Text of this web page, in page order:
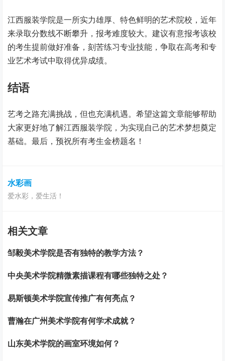
江西服装学院是一所实力雄厚、特色鲜明的艺术院校，近年
来录取分数线不断攀升，报考难度较大。建议有意报考该校
的考生提前做好准备，刻苦练习专业技能，争取在高考和专
业艺术考试中取得优异成绩。
结语
艺考之路充满挑战，但也充满机遇。希望这篇文章能够帮助
大家更好地了解江西服装学院，为实现自己的艺术梦想奠定
基础。最后，预祝所有考生金榜题名！
水彩画
爱水彩，爱生活！
相关文章
邹毅美术学院是否有独特的教学方法？
中央美术学院精微素描课程有哪些独特之处？
易斯顿美术学院宣传推广有何亮点？
曹瀚在广州美术学院有何学术成就？
山东美术学院的画室环境如何？